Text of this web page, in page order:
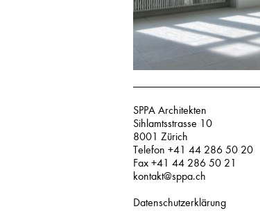
SPPA Architekten
Sihlamtsstrasse 10
8001 Zürich
Telefon +41 44 286 50 20
Fax +41 44 286 50 21
kontakt@sppa.ch
Datenschutzerklärung